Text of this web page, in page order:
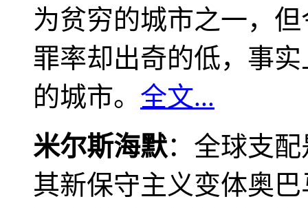
为贫穷的城市之一，
罪率却出奇的低，事
的城市。 全文...
米尔斯海默：全球支
其新保守主义变体奥